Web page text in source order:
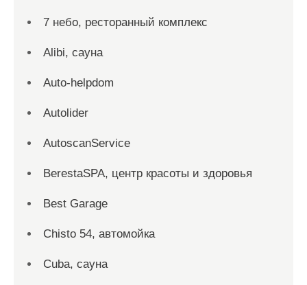
7 небо, ресторанный комплекс
Alibi, сауна
Auto-helpdom
Autolider
AutoscanService
BerestaSPA, центр красоты и здоровья
Best Garage
Chisto 54, автомойка
Cuba, сауна